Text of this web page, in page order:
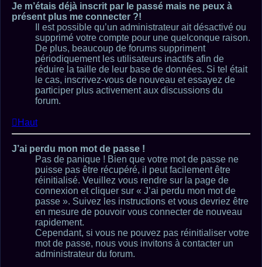
Je m’étais déjà inscrit par le passé mais ne peux à
présent plus me connecter ?!
Il est possible qu’un administrateur ait désactivé ou
supprimé votre compte pour une quelconque raison.
De plus, beaucoup de forums suppriment
périodiquement les utilisateurs inactifs afin de
réduire la taille de leur base de données. Si tel était
le cas, inscrivez-vous de nouveau et essayez de
participer plus activement aux discussions du
forum.
Haut
J’ai perdu mon mot de passe !
Pas de panique ! Bien que votre mot de passe ne
puisse pas être récupéré, il peut facilement être
réinitialisé. Veuillez vous rendre sur la page de
connexion et cliquer sur « J’ai perdu mon mot de
passe ». Suivez les instructions et vous devriez être
en mesure de pouvoir vous connecter de nouveau
rapidement.
Cependant, si vous ne pouvez pas réinitialiser votre
mot de passe, nous vous invitons à contacter un
administrateur du forum.